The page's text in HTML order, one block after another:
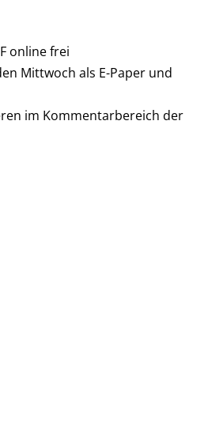
online frei
Mittwoch als E-Paper und
im Kommentarbereich der